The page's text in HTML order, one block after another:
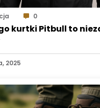
0
kurtki Pitbull to
2025